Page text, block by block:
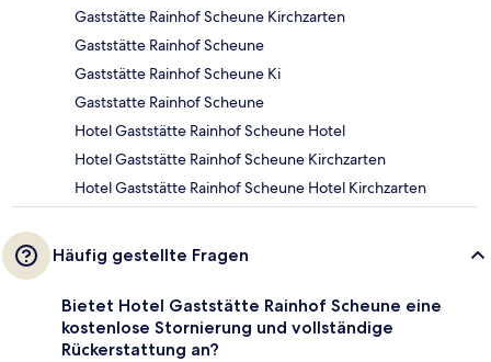
Gaststätte Rainhof Scheune Kirchzarten
Gaststätte Rainhof Scheune
Gaststätte Rainhof Scheune Ki
Gaststatte Rainhof Scheune
Hotel Gaststätte Rainhof Scheune Hotel
Hotel Gaststätte Rainhof Scheune Kirchzarten
Hotel Gaststätte Rainhof Scheune Hotel Kirchzarten
Häufig gestellte Fragen
Bietet Hotel Gaststätte Rainhof Scheune eine
kostenlose Stornierung und vollständige
Rückerstattung an?